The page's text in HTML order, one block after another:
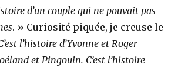
d’un couple qui ne pouvait pas
. » Curiosité piquée, je creuse le
l’histoire d’Yvonne et Roger
et Pingouin. C’est l’histoire